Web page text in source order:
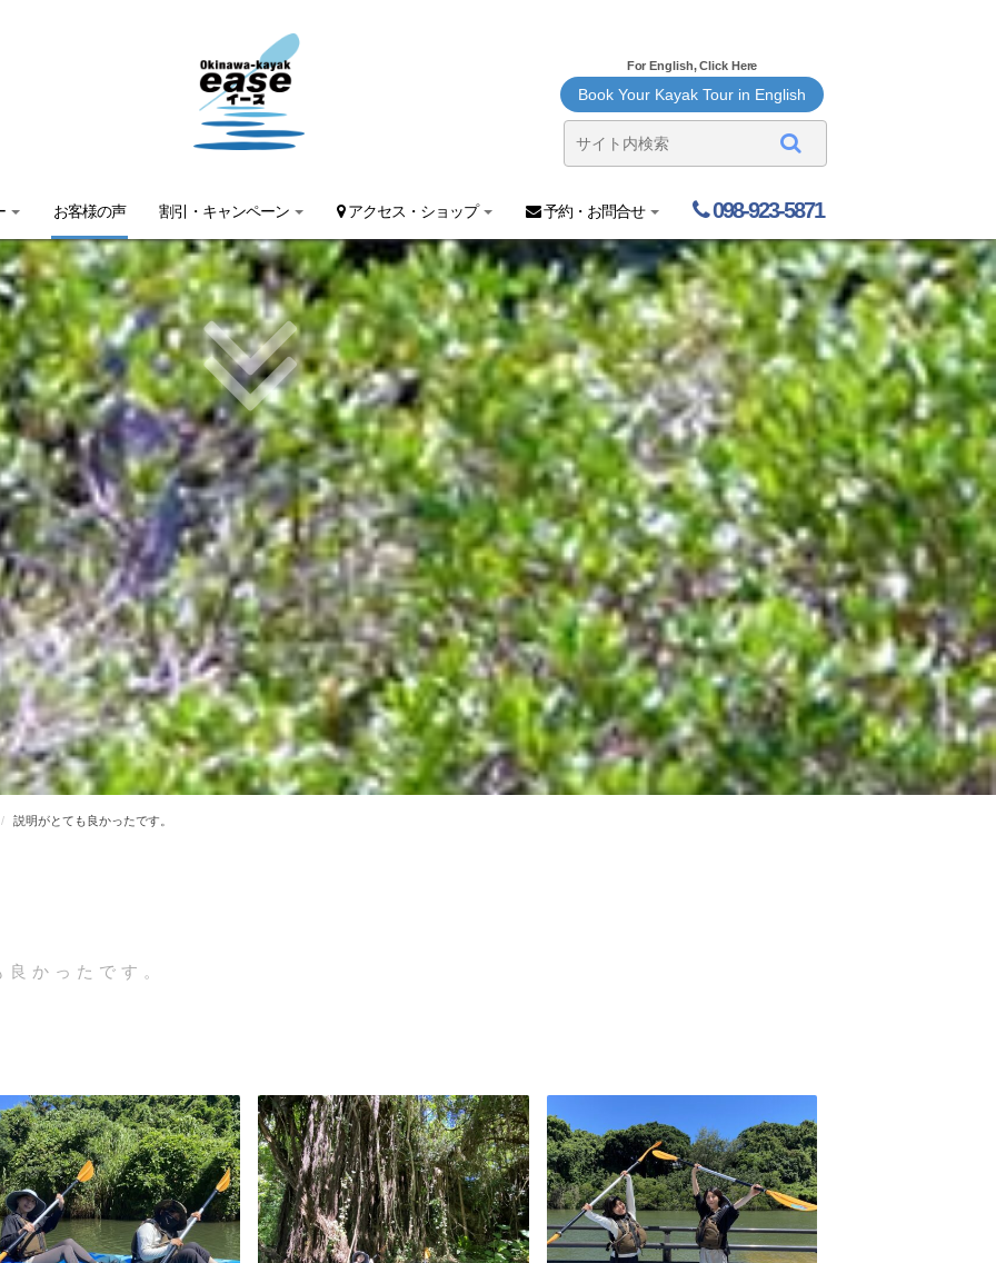
For English, Click Here
Book Your Kayak Tour in English
お客様の声 割引・キャンペーン アクセス・ショップ 予約・お問合せ 098-923-5871
説明がとても良かったです。
かったです。